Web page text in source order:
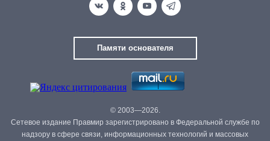
Памяти основателя
© 2003—2026.
Сетевое издание Правмир зарегистрировано в Федеральной службе по
надзору в сфере связи, информационных технологий и массовых